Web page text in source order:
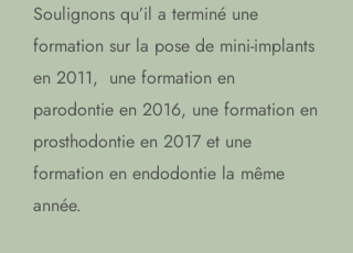
Soulignons qu’il a terminé une
formation sur la pose de mini-implants
en 2011, une formation en
parodontie en 2016, une formation en
prosthodontie en 2017 et une
formation en endodontie la même
année.